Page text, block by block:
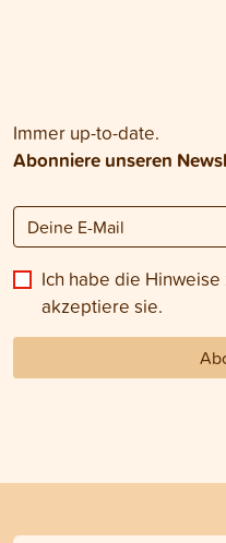
Immer up-to-date.
Abonniere unseren
Ich habe die Hinweise
akzeptiere sie.